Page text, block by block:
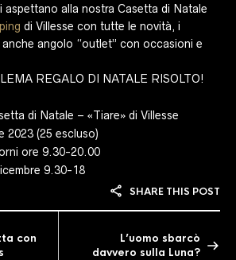
aspettano alla nostra Casetta di Natale
di Villesse con tutte le novità, i
angolo “outlet” con occasioni e
REGALO DI NATALE RISOLTO!
di Natale – «Tiare» di Villesse
2023 (25 escluso)
ore 9.30-20.00
9.30-18
SHARE THIS POST
con
L’uomo sbarcò
davvero sulla Luna?